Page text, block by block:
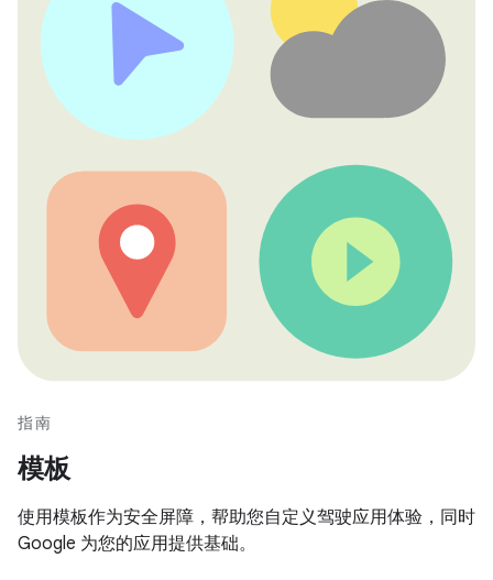
指南
模板
使用模板作为安全屏障，帮助您自定义驾驶应用体验，同时
Google 为您的应用提供基础。